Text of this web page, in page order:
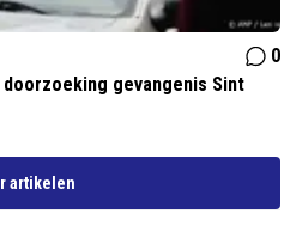
0
gevangenis Sint
artikelen